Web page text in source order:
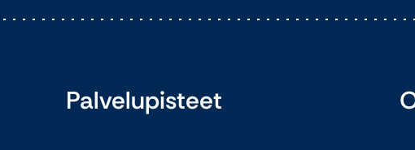
Palvelupisteet